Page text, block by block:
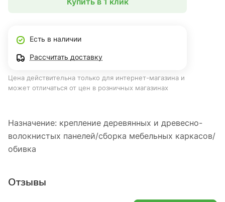
Есть в наличии
Рассчитать доставку
Цена действительна только для интернет-магазина и
может отличаться от цен в розничных магазинах
Назначение: крепление деревянных и древесно-
волокнистых панелей/сборка мебельных каркасов/
обивка
Отзывы